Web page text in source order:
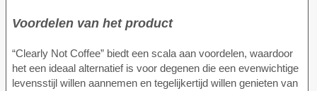
Voordelen van het product
“Clearly Not Coffee” biedt een scala aan voordelen, waardoor
het een ideaal alternatief is voor degenen die een evenwichtige
levensstijl willen aannemen en tegelijkertijd willen genieten van